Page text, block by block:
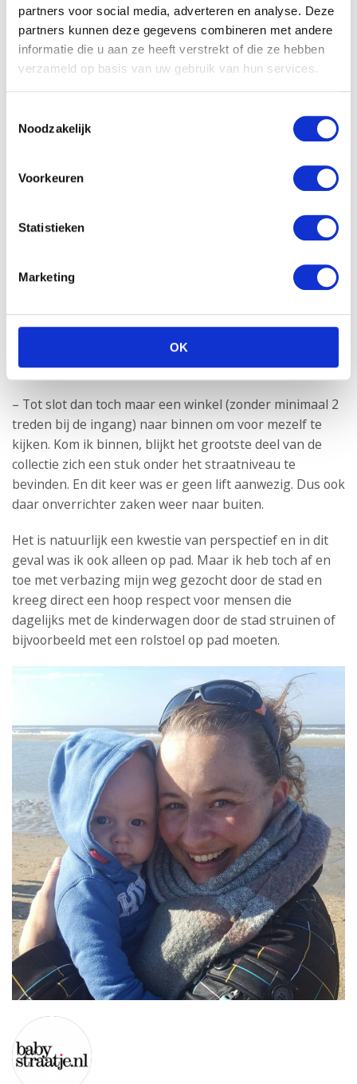
partners voor social media, adverteren en analyse. Deze
partners kunnen deze gegevens combineren met andere
informatie die u aan ze heeft verstrekt of die ze hebben
verzameld op basis van uw gebruik van hun services.
Noodzakelijk
Voorkeuren
Statistieken
Marketing
OK
– Tot slot dan toch maar een winkel (zonder minimaal 2
treden bij de ingang) naar binnen om voor mezelf te
kijken. Kom ik binnen, blijkt het grootste deel van de
collectie zich een stuk onder het straatniveau te
bevinden. En dit keer was er geen lift aanwezig. Dus ook
daar onverrichter zaken weer naar buiten.
Het is natuurlijk een kwestie van perspectief en in dit
geval was ik ook alleen op pad. Maar ik heb toch af en
toe met verbazing mijn weg gezocht door de stad en
kreeg direct een hoop respect voor mensen die
dagelijks met de kinderwagen door de stad struinen of
bijvoorbeeld met een rolstoel op pad moeten.